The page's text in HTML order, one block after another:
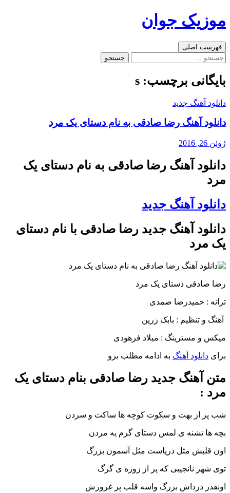
به
موزیک جوان
جست‌وجو
فهرست اصلی
جستجو
بایگانی برچسب: s
دانلود آهنگ جدید
دانلود آهنگ رضا صادقی به نام دستای یک مرد
ژوئن 26, 2016
دانلود آهنگ رضا صادقی به نام دستای یک
مرد
دانلود آهنگ جدید
دانلود آهنگ جدید رضا صادقی با نام دستای
یک مرد
رضا صادقی دستای یک مرد
ترانه : حمیدرضا صمدی
آهنگ و تنظیم : بابک زرین
میکس و مسترینگ : میلاد فرهودی
برای دانلود آهنگ به ادامه مطلب برو
متن آهنگ جدید رضا صادقی بنام دستای یک
مرد :
شب پر از بهت و سکوت کوچه ها ساکت و سردن
بچه ها تشنه ی لمس دستای گرم یه مردن
اون قلبش مثل دریاست مثل آسمون بزرگ
توی شهر نانجیبی که پر از زوزه ی گرگ
اونقدر درداش بزرگ واسه قلب پر غرورش